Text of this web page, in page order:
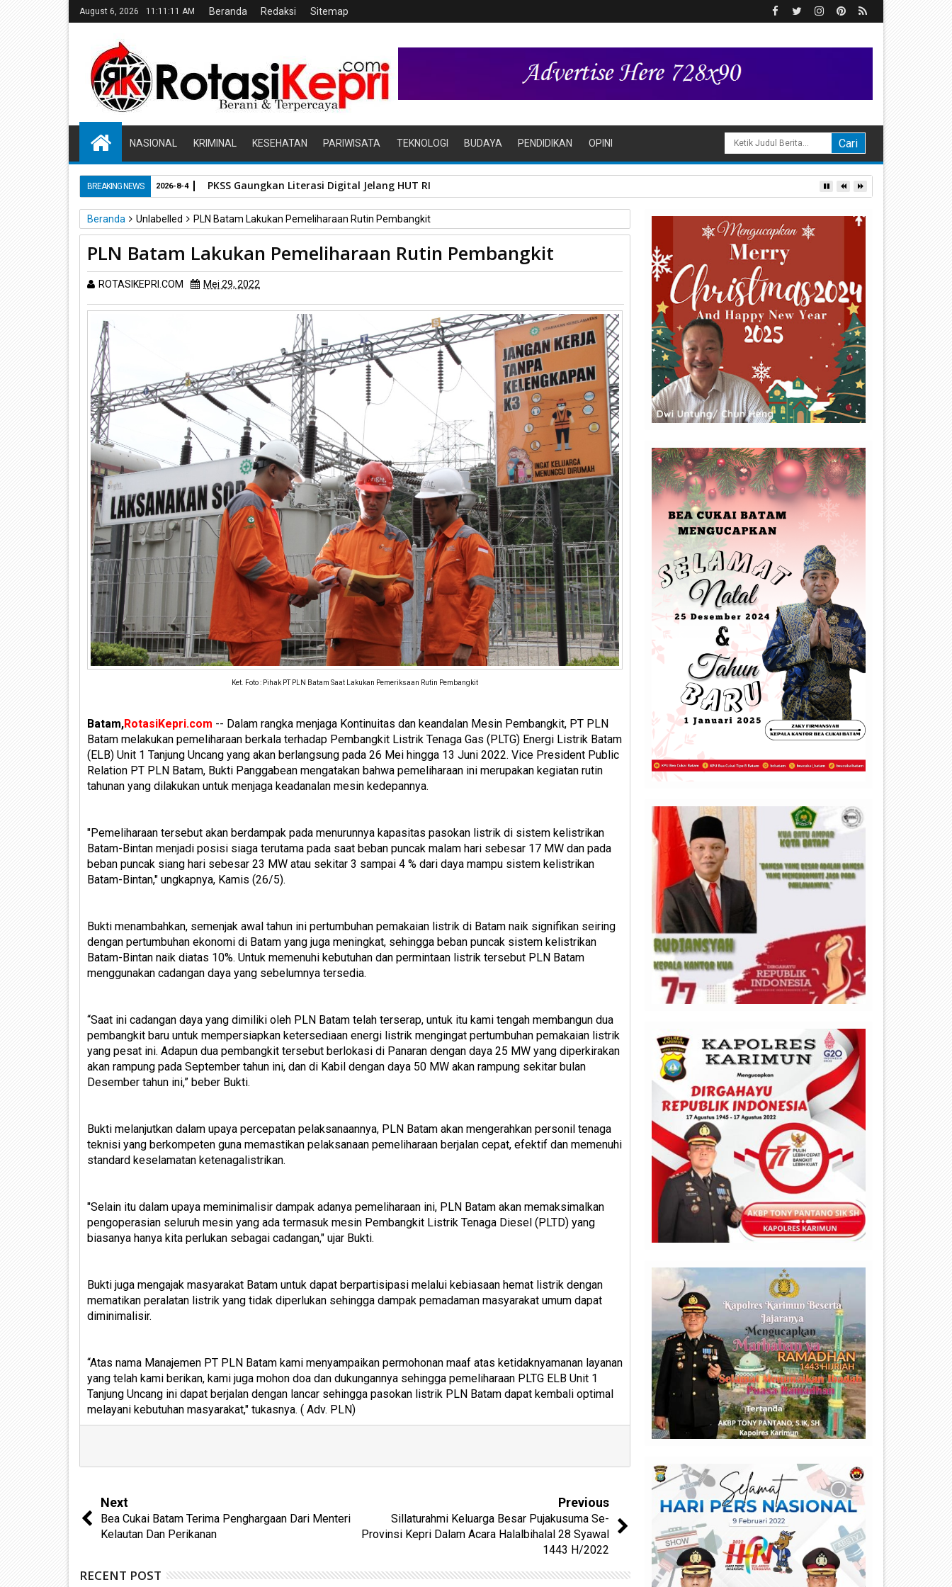
August 6, 2026 11:11:12 AM Beranda Redaksi Sitemap
NASIONAL KRIMINAL KESEHATAN PARIWISATA TEKNOLOGI BUDAYA PENDIDIKAN OPINI
BREAKING NEWS PKSS Gaungkan Literasi Digital Jelang HUT RI
2026-8-4
Beranda Unlabelled PLN Batam Lakukan Pemeliharaan Rutin Pembangkit
PLN Batam Lakukan Pemeliharaan Rutin Pembangkit
ROTASIKEPRI.COM Mei 29, 2022
Ket. Foto : Pihak PT PLN Batam Saat Lakukan Pemeriksaan Rutin Pembangkit
Batam,RotasiKepri.com -- Dalam rangka menjaga Kontinuitas dan keandalan Mesin Pembangkit, PT PLN
Batam melakukan pemeliharaan berkala terhadap Pembangkit Listrik Tenaga Gas (PLTG) Energi Listrik Batam
(ELB) Unit 1 Tanjung Uncang yang akan berlangsung pada 26 Mei hingga 13 Juni 2022. Vice President Public
Relation PT PLN Batam, Bukti Panggabean mengatakan bahwa pemeliharaan ini merupakan kegiatan rutin
tahunan yang dilakukan untuk menjaga keadanalan mesin kedepannya.
"Pemeliharaan tersebut akan berdampak pada menurunnya kapasitas pasokan listrik di sistem kelistrikan
Batam-Bintan menjadi posisi siaga terutama pada saat beban puncak malam hari sebesar 17 MW dan pada
beban puncak siang hari sebesar 23 MW atau sekitar 3 sampai 4 % dari daya mampu sistem kelistrikan
Batam-Bintan," ungkapnya, Kamis (26/5).
Bukti menambahkan, semenjak awal tahun ini pertumbuhan pemakaian listrik di Batam naik signifikan seiring
dengan pertumbuhan ekonomi di Batam yang juga meningkat, sehingga beban puncak sistem kelistrikan
Batam-Bintan naik diatas 10%. Untuk memenuhi kebutuhan dan permintaan listrik tersebut PLN Batam
menggunakan cadangan daya yang sebelumnya tersedia.
“Saat ini cadangan daya yang dimiliki oleh PLN Batam telah terserap, untuk itu kami tengah membangun dua
pembangkit baru untuk mempersiapkan ketersediaan energi listrik mengingat pertumbuhan pemakaian listrik
yang pesat ini. Adapun dua pembangkit tersebut berlokasi di Panaran dengan daya 25 MW yang diperkirakan
akan rampung pada September tahun ini, dan di Kabil dengan daya 50 MW akan rampung sekitar bulan
Desember tahun ini,” beber Bukti.
Bukti melanjutkan dalam upaya percepatan pelaksanaannya, PLN Batam akan mengerahkan personil tenaga
teknisi yang berkompeten guna memastikan pelaksanaan pemeliharaan berjalan cepat, efektif dan memenuhi
standard keselamatan ketenagalistrikan.
"Selain itu dalam upaya meminimalisir dampak adanya pemeliharaan ini, PLN Batam akan memaksimalkan
pengoperasian seluruh mesin yang ada termasuk mesin Pembangkit Listrik Tenaga Diesel (PLTD) yang
biasanya hanya kita perlukan sebagai cadangan," ujar Bukti.
Bukti juga mengajak masyarakat Batam untuk dapat berpartisipasi melalui kebiasaan hemat listrik dengan
mematikan peralatan listrik yang tidak diperlukan sehingga dampak pemadaman masyarakat umum dapat
diminimalisir.
“Atas nama Manajemen PT PLN Batam kami menyampaikan permohonan maaf atas ketidaknyamanan layanan
yang telah kami berikan, kami juga mohon doa dan dukungannya sehingga pemeliharaan PLTG ELB Unit 1
Tanjung Uncang ini dapat berjalan dengan lancar sehingga pasokan listrik PLN Batam dapat kembali optimal
melayani kebutuhan masyarakat," tukasnya. ( Adv. PLN)
Next
Bea Cukai Batam Terima Penghargaan Dari Menteri
Kelautan Dan Perikanan
Previous
Sillaturahmi Keluarga Besar Pujakusuma Se-
Provinsi Kepri Dalam Acara Halalbihalal 28 Syawal
1443 H/2022
RECENT POST